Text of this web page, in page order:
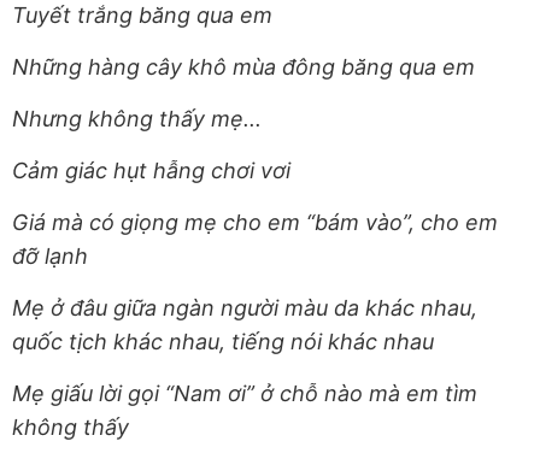
Tuyết trắng băng qua em
Những hàng cây khô mùa đông băng qua em
Nhưng không thấy mẹ...
Cảm giác hụt hẫng chơi vơi
Giá mà có giọng mẹ cho em “bám vào”, cho em
đỡ lạnh
Mẹ ở đâu giữa ngàn người màu da khác nhau,
quốc tịch khác nhau, tiếng nói khác nhau
Mẹ giấu lời gọi “Nam ơi” ở chỗ nào mà em tìm
không thấy